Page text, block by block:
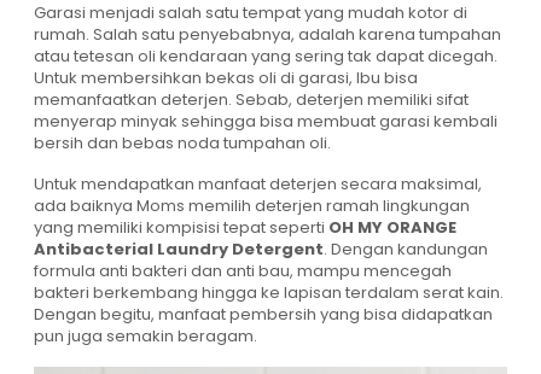
Garasi menjadi salah satu tempat yang mudah kotor di
rumah. Salah satu penyebabnya, adalah karena tumpahan
atau tetesan oli kendaraan yang sering tak dapat dicegah.
Untuk membersihkan bekas oli di garasi, Ibu bisa
memanfaatkan deterjen. Sebab, deterjen memiliki sifat
menyerap minyak sehingga bisa membuat garasi kembali
bersih dan bebas noda tumpahan oli.
Untuk mendapatkan manfaat deterjen secara maksimal,
ada baiknya Moms memilih deterjen ramah lingkungan
yang memiliki kompisisi tepat seperti OH MY ORANGE
Antibacterial Laundry Detergent. Dengan kandungan
formula anti bakteri dan anti bau, mampu mencegah
bakteri berkembang hingga ke lapisan terdalam serat kain.
Dengan begitu, manfaat pembersih yang bisa didapatkan
pun juga semakin beragam.